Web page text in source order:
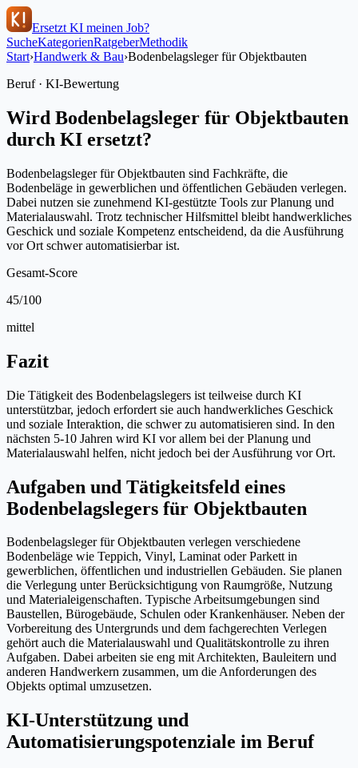
Ersetzt KI meinen Job?
SucheKategorienRatgeberMethodik
Start›Handwerk & Bau›Bodenbelagsleger für Objektbauten
Beruf · KI-Bewertung
Wird Bodenbelagsleger für Objektbauten
durch KI ersetzt?
Bodenbelagsleger für Objektbauten sind Fachkräfte, die
Bodenbeläge in gewerblichen und öffentlichen Gebäuden verlegen.
Dabei nutzen sie zunehmend KI-gestützte Tools zur Planung und
Materialauswahl. Trotz technischer Hilfsmittel bleibt handwerkliches
Geschick und soziale Kompetenz entscheidend, da die Ausführung
vor Ort schwer automatisierbar ist.
Gesamt-Score
45/100
mittel
Fazit
Die Tätigkeit des Bodenbelagslegers ist teilweise durch KI
unterstützbar, jedoch erfordert sie auch handwerkliches Geschick
und soziale Interaktion, die schwer zu automatisieren sind. In den
nächsten 5-10 Jahren wird KI vor allem bei der Planung und
Materialauswahl helfen, nicht jedoch bei der Ausführung vor Ort.
Aufgaben und Tätigkeitsfeld eines
Bodenbelagslegers für Objektbauten
Bodenbelagsleger für Objektbauten verlegen verschiedene
Bodenbeläge wie Teppich, Vinyl, Laminat oder Parkett in
gewerblichen, öffentlichen und industriellen Gebäuden. Sie planen
die Verlegung unter Berücksichtigung von Raumgröße, Nutzung
und Materialeigenschaften. Typische Arbeitsumgebungen sind
Baustellen, Bürogebäude, Schulen oder Krankenhäuser. Neben der
Vorbereitung des Untergrunds und dem fachgerechten Verlegen
gehört auch die Materialauswahl und Qualitätskontrolle zu ihren
Aufgaben. Dabei arbeiten sie eng mit Architekten, Bauleitern und
anderen Handwerkern zusammen, um die Anforderungen des
Objekts optimal umzusetzen.
KI-Unterstützung und
Automatisierungspotenziale im Beruf